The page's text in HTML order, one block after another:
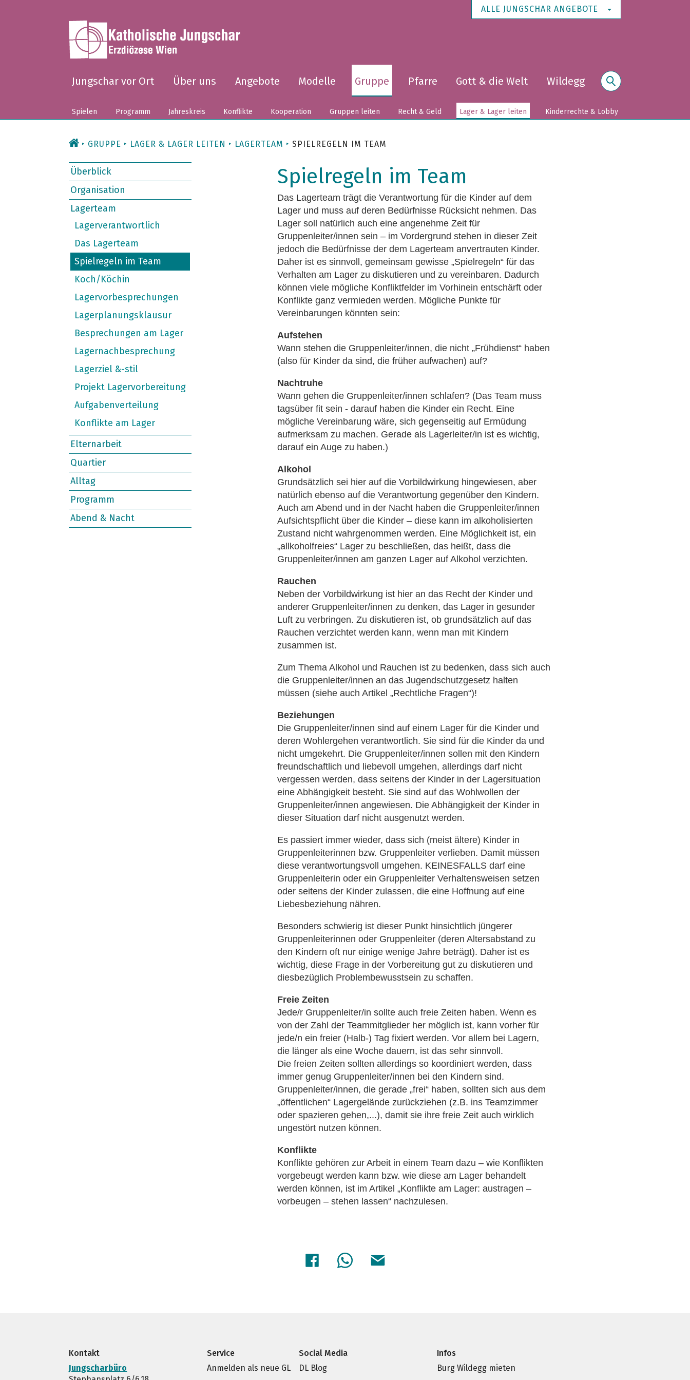
ALLE JUNGSCHAR ANGEBOTE
Jungschar vor Ort Über uns Angebote Modelle Gruppe Pfarre Gott & die Welt Wildegg
Spielen Programm Jahreskreis Konflikte Kooperation Gruppen leiten Recht & Geld Lager & Lager leiten Kinderrechte & Lobby
GRUPPE LAGER & LAGER LEITEN LAGERTEAM SPIELREGELN IM TEAM
Überblick
Organisation
Lagerteam
Lagerverantwortlich
Das Lagerteam
Spielregeln im Team
Koch/Köchin
Lagervorbesprechungen
Lagerplanungsklausur
Besprechungen am Lager
Lagernachbesprechung
Lagerziel &-stil
Projekt Lagervorbereitung
Aufgabenverteilung
Konflikte am Lager
Elternarbeit
Quartier
Alltag
Programm
Abend & Nacht
Spielregeln im Team
Das Lagerteam trägt die Verantwortung für die Kinder auf dem
Lager und muss auf deren Bedürfnisse Rücksicht nehmen. Das
Lager soll natürlich auch eine angenehme Zeit für
Gruppenleiter/innen sein – im Vordergrund stehen in dieser Zeit
jedoch die Bedürfnisse der dem Lagerteam anvertrauten Kinder.
Daher ist es sinnvoll, gemeinsam gewisse „Spielregeln“ für das
Verhalten am Lager zu diskutieren und zu vereinbaren. Dadurch
können viele mögliche Konfliktfelder im Vorhinein entschärft oder
Konflikte ganz vermieden werden. Mögliche Punkte für
Vereinbarungen könnten sein:
Aufstehen
Wann stehen die Gruppenleiter/innen, die nicht „Frühdienst“ haben
(also für Kinder da sind, die früher aufwachen) auf?
Nachtruhe
Wann gehen die Gruppenleiter/innen schlafen? (Das Team muss
tagsüber fit sein - darauf haben die Kinder ein Recht. Eine
mögliche Vereinbarung wäre, sich gegenseitig auf Ermüdung
aufmerksam zu machen. Gerade als Lagerleiter/in ist es wichtig,
darauf ein Auge zu haben.)
Alkohol
Grundsätzlich sei hier auf die Vorbildwirkung hingewiesen, aber
natürlich ebenso auf die Verantwortung gegenüber den Kindern.
Auch am Abend und in der Nacht haben die Gruppenleiter/innen
Aufsichtspflicht über die Kinder – diese kann im alkoholisierten
Zustand nicht wahrgenommen werden. Eine Möglichkeit ist, ein
„allkoholfreies“ Lager zu beschließen, das heißt, dass die
Gruppenleiter/innen am ganzen Lager auf Alkohol verzichten.
Rauchen
Neben der Vorbildwirkung ist hier an das Recht der Kinder und
anderer Gruppenleiter/innen zu denken, das Lager in gesunder
Luft zu verbringen. Zu diskutieren ist, ob grundsätzlich auf das
Rauchen verzichtet werden kann, wenn man mit Kindern
zusammen ist.
Zum Thema Alkohol und Rauchen ist zu bedenken, dass sich auch
die Gruppenleiter/innen an das Jugendschutzgesetz halten
müssen (siehe auch Artikel „Rechtliche Fragen“)!
Beziehungen
Die Gruppenleiter/innen sind auf einem Lager für die Kinder und
deren Wohlergehen verantwortlich. Sie sind für die Kinder da und
nicht umgekehrt. Die Gruppenleiter/innen sollen mit den Kindern
freundschaftlich und liebevoll umgehen, allerdings darf nicht
vergessen werden, dass seitens der Kinder in der Lagersituation
eine Abhängigkeit besteht. Sie sind auf das Wohlwollen der
Gruppenleiter/innen angewiesen. Die Abhängigkeit der Kinder in
dieser Situation darf nicht ausgenutzt werden.
Es passiert immer wieder, dass sich (meist ältere) Kinder in
Gruppenleiterinnen bzw. Gruppenleiter verlieben. Damit müssen
diese verantwortungsvoll umgehen. KEINESFALLS darf eine
Gruppenleiterin oder ein Gruppenleiter Verhaltensweisen setzen
oder seitens der Kinder zulassen, die eine Hoffnung auf eine
Liebesbeziehung nähren.
Besonders schwierig ist dieser Punkt hinsichtlich jüngerer
Gruppenleiterinnen oder Gruppenleiter (deren Altersabstand zu
den Kindern oft nur einige wenige Jahre beträgt). Daher ist es
wichtig, diese Frage in der Vorbereitung gut zu diskutieren und
diesbezüglich Problembewusstsein zu schaffen.
Freie Zeiten
Jede/r Gruppenleiter/in sollte auch freie Zeiten haben. Wenn es
von der Zahl der Teammitglieder her möglich ist, kann vorher für
jede/n ein freier (Halb-) Tag fixiert werden. Vor allem bei Lagern,
die länger als eine Woche dauern, ist das sehr sinnvoll.
Die freien Zeiten sollten allerdings so koordiniert werden, dass
immer genug Gruppenleiter/innen bei den Kindern sind.
Gruppenleiter/innen, die gerade „frei“ haben, sollten sich aus dem
„öffentlichen“ Lagergelände zurückziehen (z.B. ins Teamzimmer
oder spazieren gehen,...), damit sie ihre freie Zeit auch wirklich
ungestört nutzen können.
Konflikte
Konflikte gehören zur Arbeit in einem Team dazu – wie Konflikten
vorgebeugt werden kann bzw. wie diese am Lager behandelt
werden können, ist im Artikel „Konflikte am Lager: austragen –
vorbeugen – stehen lassen“ nachzulesen.
Kontakt
Jungscharbüro
Service
Anmelden als neue GL
Social Media
DL Blog
Infos
Burg Wildegg mieten